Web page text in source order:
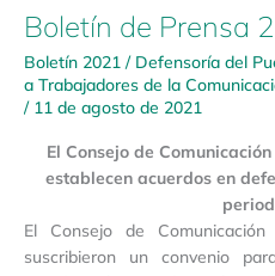
Boletín de Prensa
Boletín 2021 / Defensoría del
a Trabajadores de la
/ 11 de agosto de 2021
El Consejo de
establecen acuerdos en
El Consejo de
suscribieron un convenio